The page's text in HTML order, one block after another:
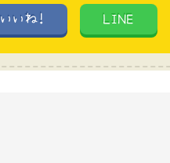
いいね! LINE